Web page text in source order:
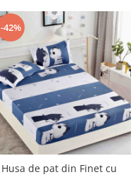
-42%
Husa de pat din Finet cu